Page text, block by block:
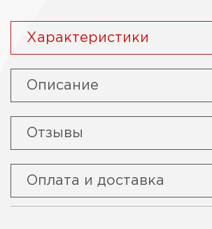
Характеристики
Описание
Отзывы
Оплата и доставка